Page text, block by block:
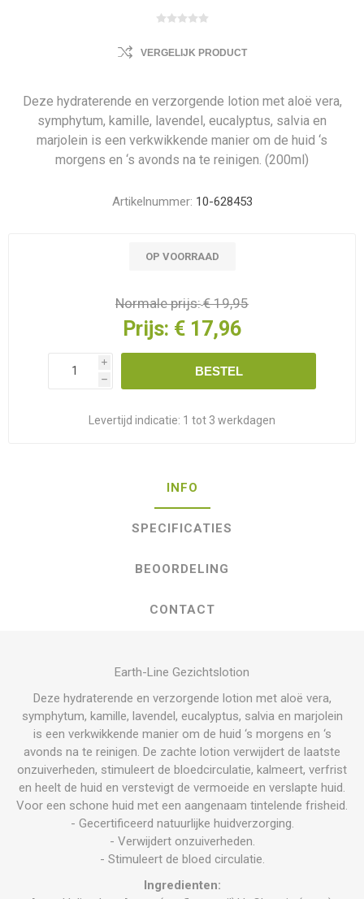
VERGELIJK PRODUCT
Deze hydraterende en verzorgende lotion met aloë vera,
symphytum, kamille, lavendel, eucalyptus, salvia en
marjolein is een verkwikkende manier om de huid ‘s
morgens en ‘s avonds na te reinigen. (200ml)
Artikelnummer: 10-628453
OP VOORRAAD
Normale prijs:€ 19,95
Prijs: € 17,96
i
h
BESTEL
Levertijd indicatie: 1 tot 3 werkdagen
INFO
SPECIFICATIES
BEOORDELING
CONTACT
Earth-Line Gezichtslotion
Deze hydraterende en verzorgende lotion met aloë vera,
symphytum, kamille, lavendel, eucalyptus, salvia en marjolein
is een verkwikkende manier om de huid ‘s morgens en ‘s
avonds na te reinigen. De zachte lotion verwijdert de laatste
onzuiverheden, stimuleert de bloedcirculatie, kalmeert, verfrist
en heelt de huid en verstevigt de vermoeide en verslapte huid.
Voor een schone huid met een aangenaam tintelende frisheid.
- Gecertificeerd natuurlijke huidverzorging.
- Verwijdert onzuiverheden.
- Stimuleert de bloed circulatie.
Ingredienten: